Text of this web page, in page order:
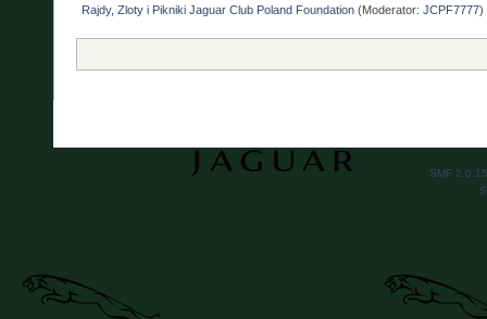
Rajdy, Zloty i Pikniki Jaguar Club Poland Foundation (Moderator:JCPF7777)
SMF 2.0.15